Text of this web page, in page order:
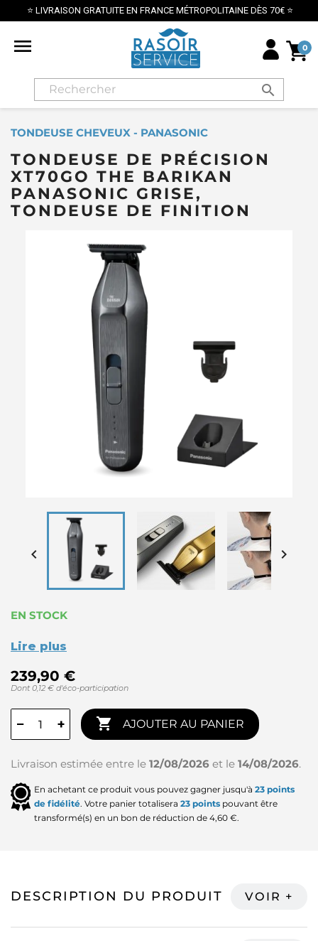
⭐ LIVRAISON GRATUITE EN FRANCE MÉTROPOLITAINE DÈS 70€ ⭐
 0
search
TONDEUSE CHEVEUX - PANASONIC
TONDEUSE DE PRÉCISION
XT70GO THE BARIKAN
PANASONIC GRISE,
TONDEUSE DE FINITION
 
EN STOCK
Lire plus
239,90 €
Dont 0,12 € d'éco-participation
− +  AJOUTER AU PANIER
Livraison estimée entre le 12/08/2026 et le 14/08/2026.
En achetant ce produit vous pouvez gagner jusqu'à 23 points
de fidélité. Votre panier totalisera 23 points pouvant être
transformé(s) en un bon de réduction de 4,60 €.
DESCRIPTION DU PRODUIT